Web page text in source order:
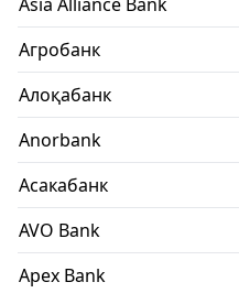
Агробанк
Алоқабанк
Anorbank
Асакабанк
AVO Bank
Apex Bank